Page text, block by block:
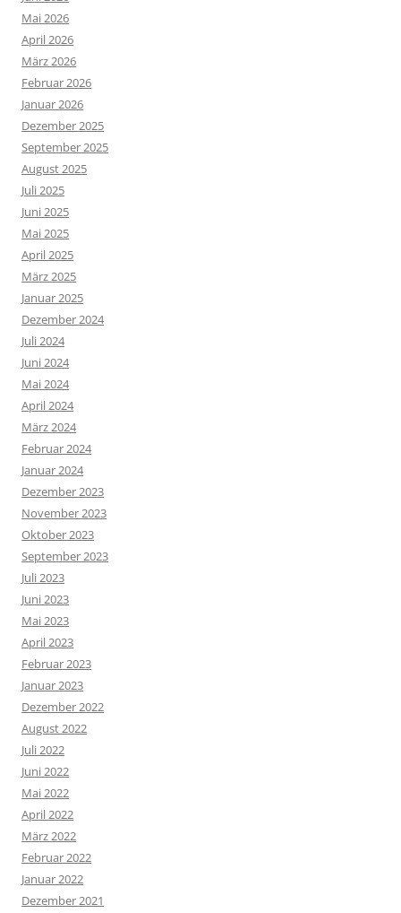
Mai 2026
April 2026
März 2026
Februar 2026
Januar 2026
Dezember 2025
September 2025
August 2025
Juli 2025
Juni 2025
Mai 2025
April 2025
März 2025
Januar 2025
Dezember 2024
Juli 2024
Juni 2024
Mai 2024
April 2024
März 2024
Februar 2024
Januar 2024
Dezember 2023
November 2023
Oktober 2023
September 2023
Juli 2023
Juni 2023
Mai 2023
April 2023
Februar 2023
Januar 2023
Dezember 2022
August 2022
Juli 2022
Juni 2022
Mai 2022
April 2022
März 2022
Februar 2022
Januar 2022
Dezember 2021